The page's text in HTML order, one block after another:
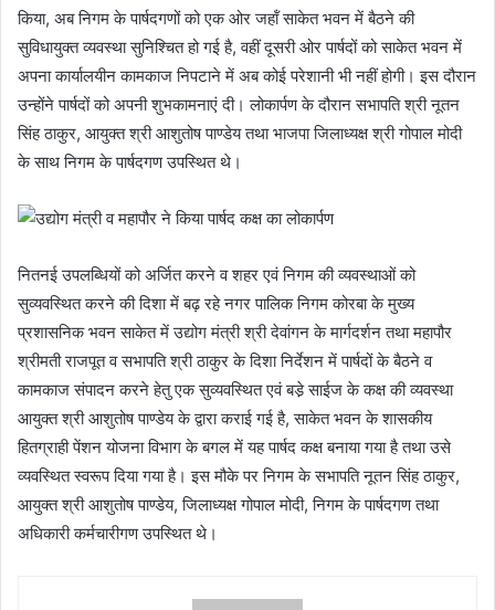
किया, अब निगम के पार्षदगणों को एक ओर जहॉं साकेत भवन में बैठने की
सुविधायुक्त व्यवस्था सुनिश्चित हो गई है, वहीं दूसरी ओर पार्षदों को साकेत भवन में
अपना कार्यालयीन कामकाज निपटाने में अब कोई परेशानी भी नहीं होगी। इस दौरान
उन्होंने पार्षदों को अपनी शुभकामनाएं दी। लोकार्पण के दौरान सभापति श्री नूतन
सिंह ठाकुर, आयुक्त श्री आशुतोष पाण्डेय तथा भाजपा जिलाध्यक्ष श्री गोपाल मोदी
के साथ निगम के पार्षदगण उपस्थित थे।
नितनई उपलब्धियों को अर्जित करने व शहर एवं निगम की व्यवस्थाओं को
सुव्यवस्थित करने की दिशा में बढ़ रहे नगर पालिक निगम कोरबा के मुख्य
प्रशासनिक भवन साकेत में उद्योग मंत्री श्री देवांगन के मार्गदर्शन तथा महापौर
श्रीमती राजपूत व सभापति श्री ठाकुर के दिशा निर्देशन में पार्षदों के बैठने व
कामकाज संपादन करने हेतु एक सुव्यवस्थित एवं बडे़ साईज के कक्ष की व्यवस्था
आयुक्त श्री आशुतोष पाण्डेय के द्वारा कराई गई है, साकेत भवन के शासकीय
हितग्राही पेंशन योजना विभाग के बगल में यह पार्षद कक्ष बनाया गया है तथा उसे
व्यवस्थित स्वरूप दिया गया है। इस मौके पर निगम के सभापति नूतन सिंह ठाकुर,
आयुक्त श्री आशुतोष पाण्डेय, जिलाध्यक्ष गोपाल मोदी, निगम के पार्षदगण तथा
अधिकारी कर्मचारीगण उपस्थित थे।